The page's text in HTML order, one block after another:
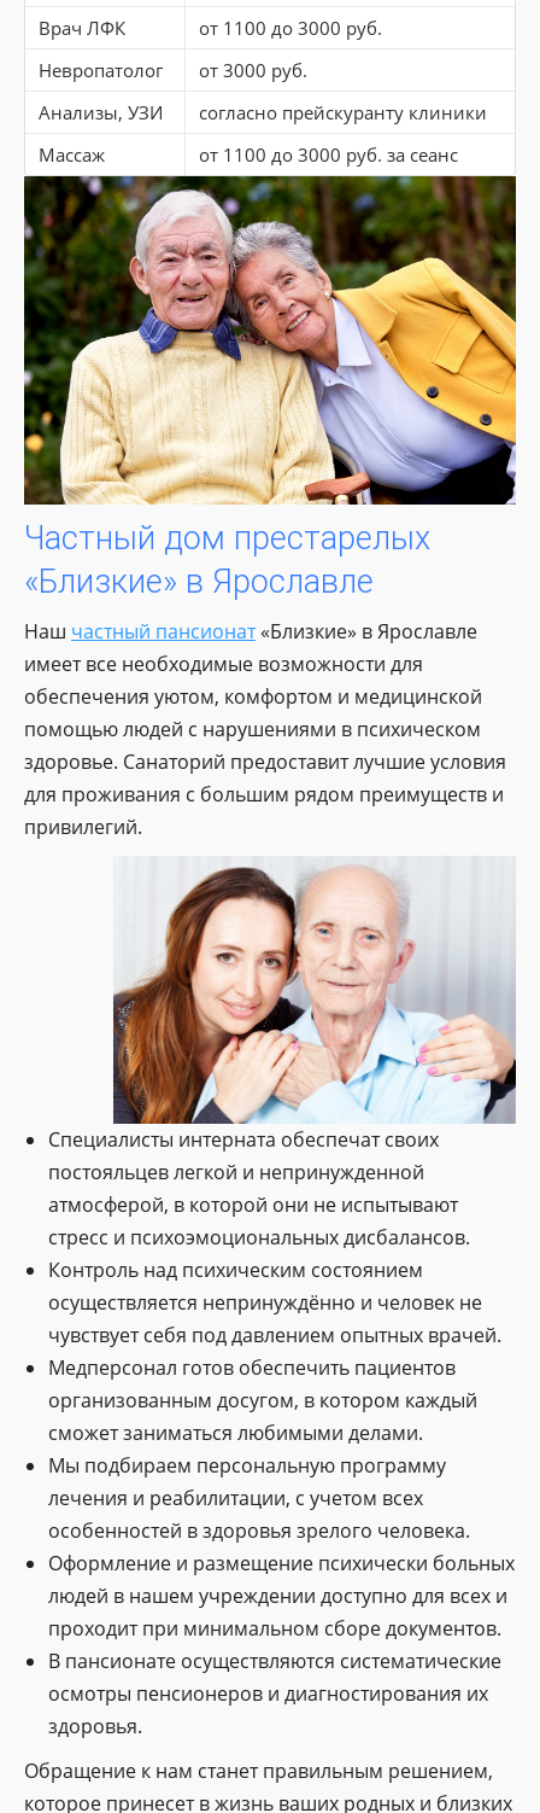
Врач ЛФК
от 1100 до 3000 руб.
Невропатолог
от 3000 руб.
Анализы, УЗИ
согласно прейскуранту клиники
Массаж
от 1100 до 3000 руб. за сеанс
Частный дом престарелых
«Близкие» в Ярославле
Наш частный пансионат«Близкие» в Ярославле
имеет все необходимые возможности для
обеспечения уютом, комфортом и медицинской
помощью людей с нарушениями в психическом
здоровье. Санаторий предоставит лучшие условия
для проживания с большим рядом преимуществ и
привилегий.
Специалисты интерната обеспечат своих
постояльцев легкой и непринужденной
атмосферой, в которой они не испытывают
стресс и психоэмоциональных дисбалансов.
Контроль над психическим состоянием
осуществляется непринуждённо и человек не
чувствует себя под давлением опытных врачей.
Медперсонал готов обеспечить пациентов
организованным досугом, в котором каждый
сможет заниматься любимыми делами.
Мы подбираем персональную программу
лечения и реабилитации, с учетом всех
особенностей в здоровья зрелого человека.
Оформление и размещение психически больных
людей в нашем учреждении доступно для всех и
проходит при минимальном сборе документов.
В пансионате осуществляются систематические
осмотры пенсионеров и диагностирования их
здоровья.
Обращение к нам станет правильным решением,
которое принесет в жизнь ваших родных и близких